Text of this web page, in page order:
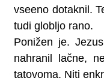
vseeno dotaknil.
tudi globljo rano.
Ponižen je.
nahranil lačne,
tatovoma. Niti